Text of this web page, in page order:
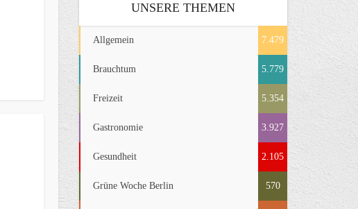
UNSERE THEMEN
Allgemein 7.479
Brauchtum 5.779
Freizeit 5.354
Gastronomie 3.927
Gesundheit 2.105
Grüne Woche Berlin 570